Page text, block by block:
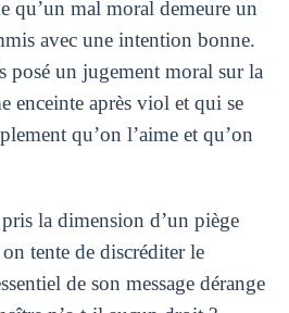
qu’un mal moral demeure un
avec une intention bonne.
posé un jugement moral sur la
enceinte après viol et qui se
qu’on l’aime et qu’on
la dimension d’un piège
tente de discréditer le
de son message dérange